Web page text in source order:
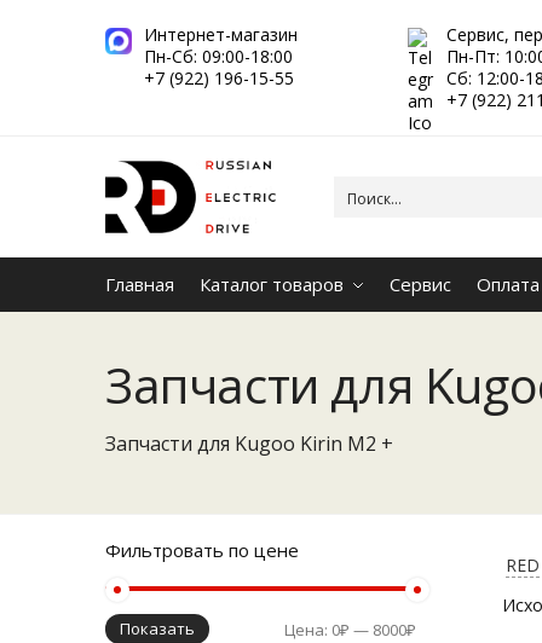
Интернет-магазин
Пн-Сб: 09:00-18:00
+7 (922) 196-15-55
Сервис,
Пн-Пт:
Сб: 12:00-
+7 (922)
Главная Каталог товаров Сервис
Запчасти для
Запчасти для Kugoo Kirin M2 +
Фильтровать по цене
Показать Цена: 0₽ — 8000₽